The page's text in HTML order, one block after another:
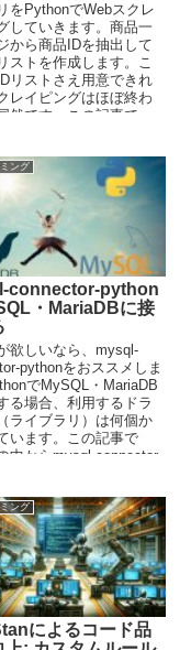
をPythonでWebスクレ
していきます。商品一
から商品IDを抽出して
ストを作成します。こ
リストさえ用意できれ
レイピングはほぼ終わ
然です。この記事で
。
ング
connector-python
・MariaDBに接
欲しいなら、mysql-
pythonをおススメしま
でMySQL・MariaDB
る場合、利用するドラ
ライブラリ）は何個か
います。この記事で
中からmysql-connector-
ング
によるコード品